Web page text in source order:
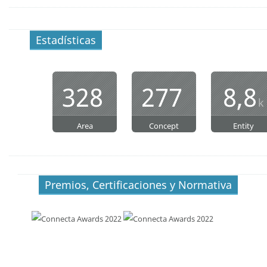
Estadísticas
328
Area
277
Concept
8,8k
Entity
Premios, Certificaciones y Normativa